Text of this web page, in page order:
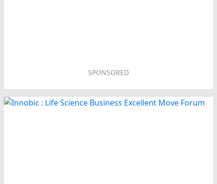
SPONSORED